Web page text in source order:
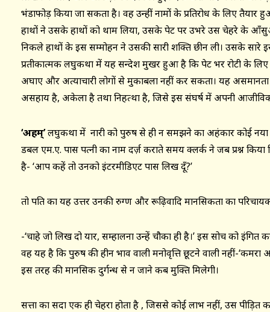
भंडाफोड़ किया जा सकता है। वह उन्हीं नामों के प्रतिरोध के लिए
हाथों ने उसके हाथों को थाम लिया, उसके पेट पर उभरे उस चेहरे के
निकले हाथों के इस सम्मोहन ने उसकी सारी शक्ति छीन ली। उसके सारे
प्रतीकात्मक लघुकथा में यह सन्देश मुखर हुआ है कि पेट भर रोटी के लिए
अघाए और अत्याचारी लोगों से मुकाबला नहीं कर सकता। यह
असहाय है, अकेला है तथा निहत्था है, जिसे इस संघर्ष में अपनी
‘अहम्’लघुकथा में नारी को पुरुष से ही न समझने का अहंकार कोई नया
डबल एम.ए. पास पत्नी का नाम दर्ज़ कराते समय क्लर्क ने जब प्रश्न किया
है- ‘आप कहें तो उनको इंटरमीडिएट पास लिख दूँ?’
तो पति का यह उत्तर उनकी रुग्ण और रूढ़िवादि मानसिकता का
-‘चाहे जो लिख दो यार, सम्हालना उन्हें चौका ही है।’ इस सोच को
वह यह है कि पुरुष की हीन भाव वाली मनोवृत्ति छूटने वाली नहीं-
इस तरह की मानसिक दुर्गन्ध से न जाने कब मुक्ति मिलेगी।
सत्ता का सदा एक ही चेहरा होता है , जिससे कोई लाभ नहीं, उस पीड़ित